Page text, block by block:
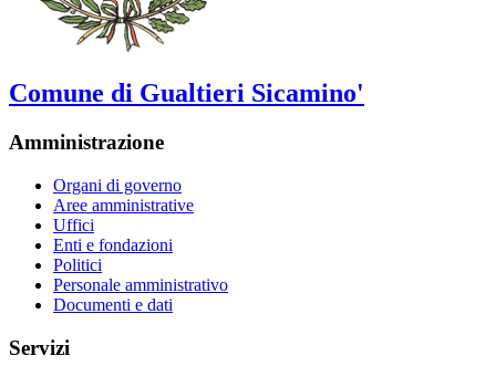
Comune di Gualtieri Sicamino'
Amministrazione
Organi di governo
Aree amministrative
Uffici
Enti e fondazioni
Politici
Personale amministrativo
Documenti e dati
Servizi